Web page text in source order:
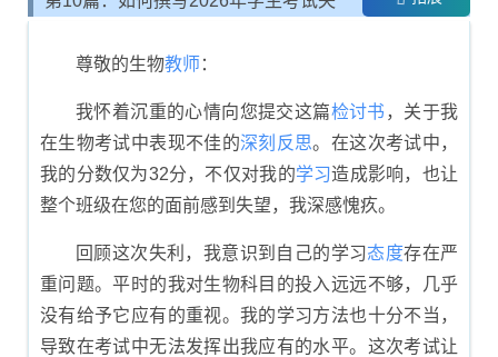
尊敬的生物教师 ：
我怀着沉重的心情向您提交这篇检讨书 ，关于我
在生物考试中表现不佳的深刻 反思。在这次考试中，
我的分数仅为32分，不仅对我的学习造成影响，也让
整个班级在您的面前感到失望，我深感愧疚。
回顾这次失利，我意识到自己的学习态度存在严
重问题。平时的我对生物科目的投入远远不够，几乎
没有给予它应有的重视。我的学习方法也十分不当，
导致在考试中无法发挥出我应有的水平。这次考试让